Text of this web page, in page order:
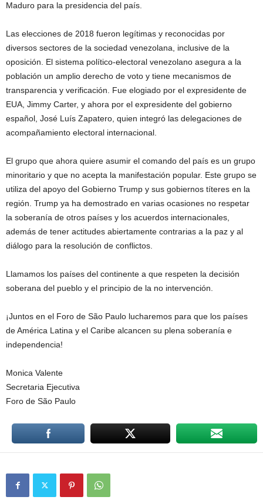
Maduro para la presidencia del país.
Las elecciones de 2018 fueron legítimas y reconocidas por
diversos sectores de la sociedad venezolana, inclusive de la
oposición. El sistema político-electoral venezolano asegura a la
población un amplio derecho de voto y tiene mecanismos de
transparencia y verificación. Fue elogiado por el expresidente de
EUA, Jimmy Carter, y ahora por el expresidente del gobierno
español, José Luís Zapatero, quien integró las delegaciones de
acompañamiento electoral internacional.
El grupo que ahora quiere asumir el comando del país es un grupo
minoritario y que no acepta la manifestación popular. Este grupo se
utiliza del apoyo del Gobierno Trump y sus gobiernos títeres en la
región. Trump ya ha demostrado en varias ocasiones no respetar
la soberanía de otros países y los acuerdos internacionales,
además de tener actitudes abiertamente contrarias a la paz y al
diálogo para la resolución de conflictos.
Llamamos los países del continente a que respeten la decisión
soberana del pueblo y el principio de la no intervención.
¡Juntos en el Foro de São Paulo lucharemos para que los países
de América Latina y el Caribe alcancen su plena soberanía e
independencia!
Monica Valente
Secretaria Ejecutiva
Foro de São Paulo